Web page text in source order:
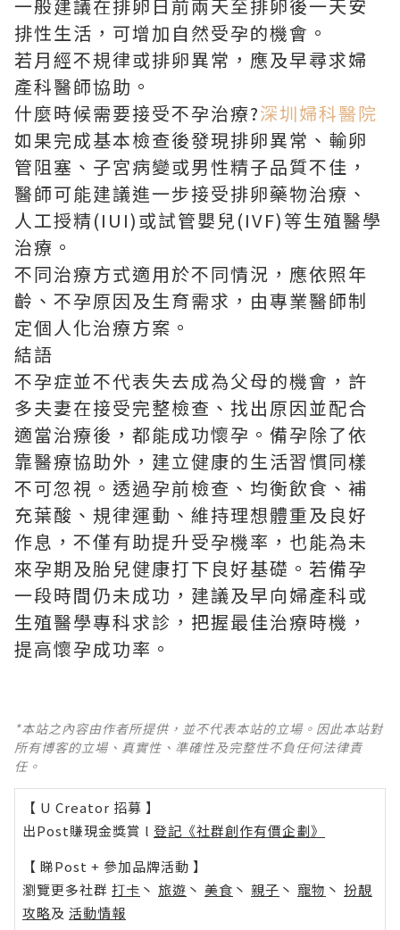
一般建議在排卵日前兩天至排卵後一天安
排性生活，可增加自然受孕的機會。
若月經不規律或排卵異常，應及早尋求婦
產科醫師協助。
什麼時候需要接受不孕治療?深圳婦科醫院
如果完成基本檢查後發現排卵異常、輸卵
管阻塞、子宮病變或男性精子品質不佳，
醫師可能建議進一步接受排卵藥物治療、
人工授精(IUI)或試管嬰兒(IVF)等生殖醫學
治療。
不同治療方式適用於不同情況，應依照年
齡、不孕原因及生育需求，由專業醫師制
定個人化治療方案。
結語
不孕症並不代表失去成為父母的機會，許
多夫妻在接受完整檢查、找出原因並配合
適當治療後，都能成功懷孕。備孕除了依
靠醫療協助外，建立健康的生活習慣同樣
不可忽視。透過孕前檢查、均衡飲食、補
充葉酸、規律運動、維持理想體重及良好
作息，不僅有助提升受孕機率，也能為未
來孕期及胎兒健康打下良好基礎。若備孕
一段時間仍未成功，建議及早向婦產科或
生殖醫學專科求診，把握最佳治療時機，
提高懷孕成功率。
*本站之內容由作者所提供，並不代表本站的立場。因此本站對
所有博客的立場、真實性、準確性及完整性不負任何法律責
任。
【 U Creator 招募 】
出Post賺現金獎賞 l 登記《社群創作有價企劃》
【 睇Post + 參加品牌活動 】
瀏覽更多社群 打卡 丶 旅遊 丶 美食 丶 親子 丶 寵物 丶 扮靚
攻略及 活動情報